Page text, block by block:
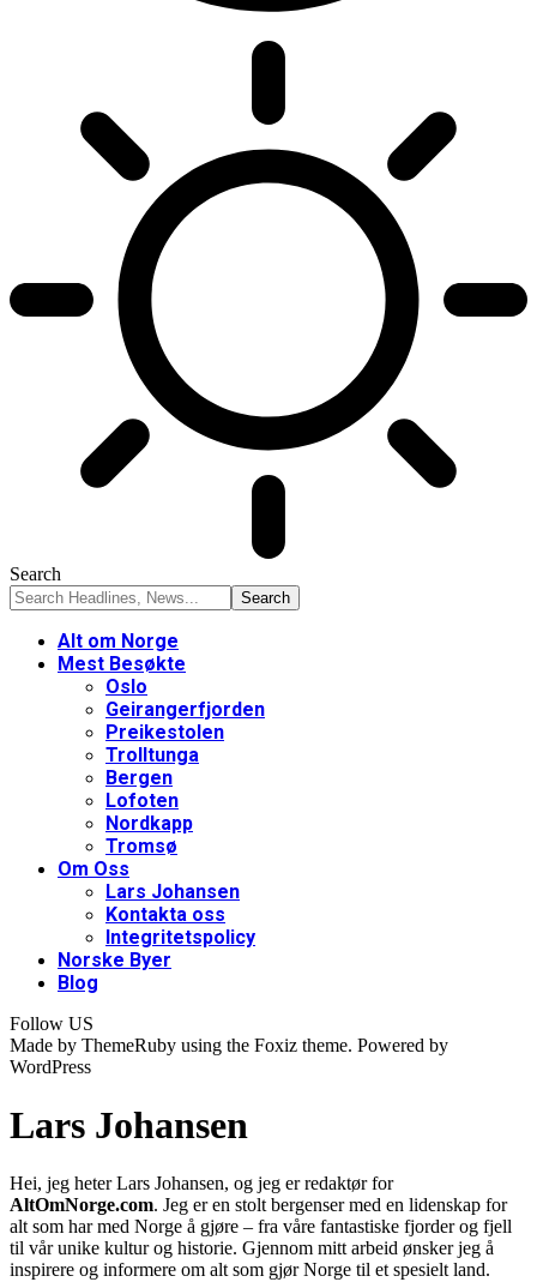
Search
Alt om Norge
Mest Besøkte
Oslo
Geirangerfjorden
Preikestolen
Trolltunga
Bergen
Lofoten
Nordkapp
Tromsø
Om Oss
Lars Johansen
Kontakta oss
Integritetspolicy
Norske Byer
Blog
Follow US
Made by ThemeRuby using the Foxiz theme. Powered by
WordPress
Lars Johansen
Hei, jeg heter Lars Johansen, og jeg er redaktør for
AltOmNorge.com. Jeg er en stolt bergenser med en lidenskap for
alt som har med Norge å gjøre – fra våre fantastiske fjorder og fjell
til vår unike kultur og historie. Gjennom mitt arbeid ønsker jeg å
inspirere og informere om alt som gjør Norge til et spesielt land.